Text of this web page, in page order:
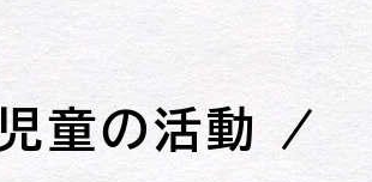
児童の活動